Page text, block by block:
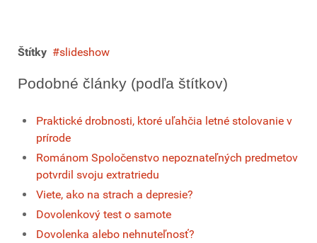
Štítky slideshow
Podobné články (podľa štítkov)
Praktické drobnosti, ktoré uľahčia letné stolovanie v
prírode
Románom Spoločenstvo nepoznateľných predmetov
potvrdil svoju extratriedu
Viete, ako na strach a depresie?
Dovolenkový test o samote
Dovolenka alebo nehnuteľnosť?